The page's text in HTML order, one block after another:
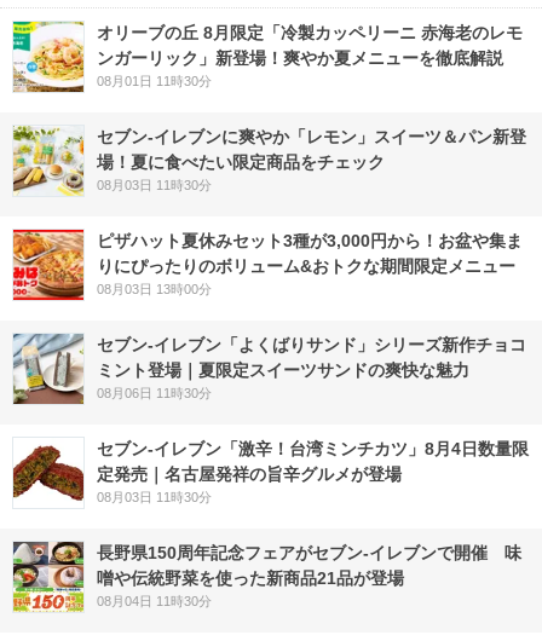
オリーブの丘 8月限定「冷製カッペリーニ 赤海老のレモ
ンガーリック」新登場！爽やか夏メニューを徹底解説
08月01日 11時30分
セブン‐イレブンに爽やか「レモン」スイーツ＆パン新登
場！夏に食べたい限定商品をチェック
08月03日 11時30分
ピザハット夏休みセット3種が3,000円から！お盆や集ま
りにぴったりのボリューム&おトクな期間限定メニュー
08月03日 13時00分
セブン‐イレブン「よくばりサンド」シリーズ新作チョコ
ミント登場｜夏限定スイーツサンドの爽快な魅力
08月06日 11時30分
セブン-イレブン「激辛！台湾ミンチカツ」8月4日数量限
定発売｜名古屋発祥の旨辛グルメが登場
08月03日 11時30分
長野県150周年記念フェアがセブン-イレブンで開催 味
噌や伝統野菜を使った新商品21品が登場
08月04日 11時30分